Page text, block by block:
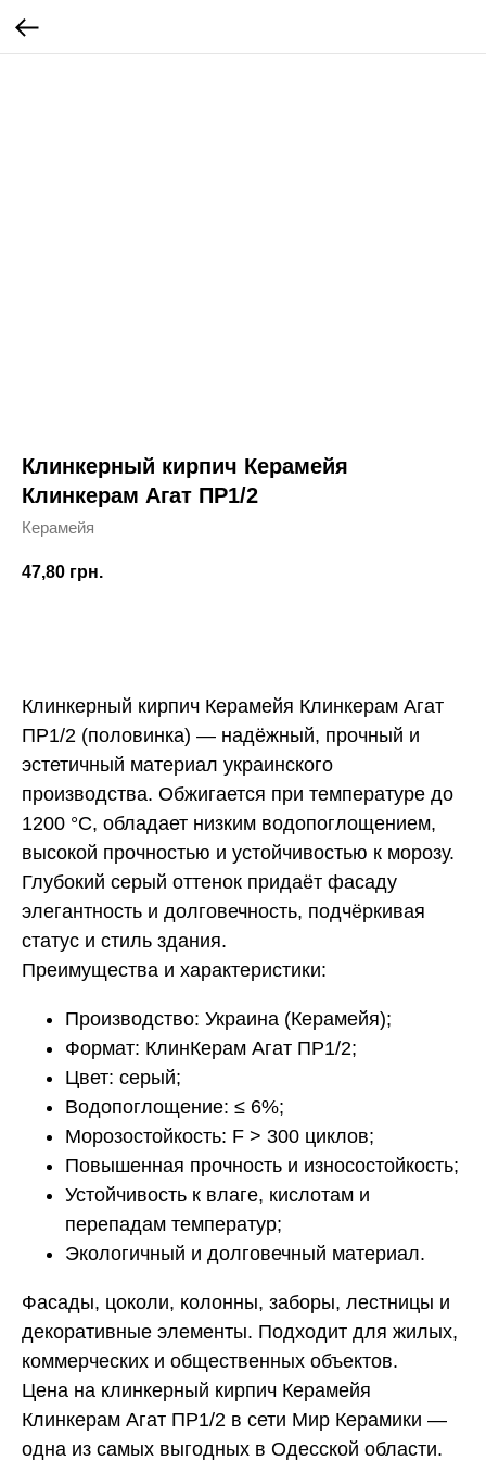
Клинкерный кирпич Керамейя
Клинкерам Агат ПР1/2
Керамейя
47,80 грн.
Клинкерный кирпич Керамейя Клинкерам Агат
ПР1/2 (половинка) — надёжный, прочный и
эстетичный материал украинского
производства. Обжигается при температуре до
1200 °C, обладает низким водопоглощением,
высокой прочностью и устойчивостью к морозу.
Глубокий серый оттенок придаёт фасаду
элегантность и долговечность, подчёркивая
статус и стиль здания.
Преимущества и характеристики:
Производство: Украина (Керамейя);
Формат: КлинКерам Агат ПР1/2;
Цвет: серый;
Водопоглощение: ≤ 6%;
Морозостойкость: F > 300 циклов;
Повышенная прочность и износостойкость;
Устойчивость к влаге, кислотам и
перепадам температур;
Экологичный и долговечный материал.
Фасады, цоколи, колонны, заборы, лестницы и
декоративные элементы. Подходит для жилых,
коммерческих и общественных объектов.
Цена на клинкерный кирпич Керамейя
Клинкерам Агат ПР1/2 в сети Мир Керамики —
одна из самых выгодных в Одесской области.